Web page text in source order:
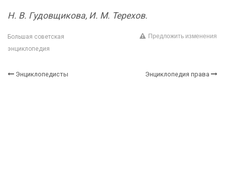
Н. В. Гудовщикова, И. М. Терехов.
Большая советская
энциклопедия
Предложить изменения
Энциклопедисты Энциклопедия права